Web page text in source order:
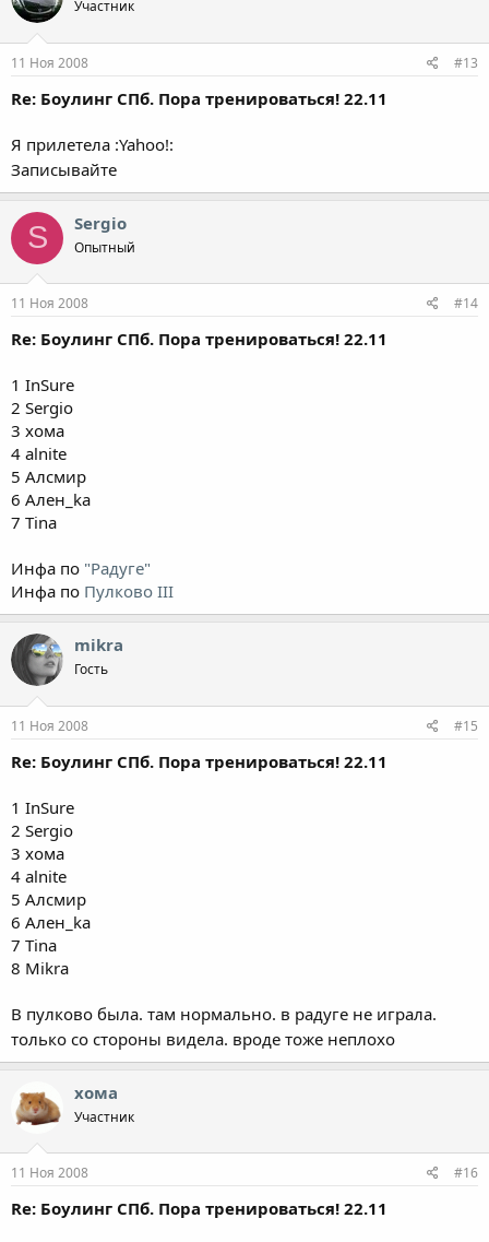
Участник
11 Ноя 2008 #13
Re: Боулинг СПб. Пора тренироваться! 22.11
Я прилетела :Yahoo!:
Записывайте
S Sergio
Опытный
11 Ноя 2008 #14
Re: Боулинг СПб. Пора тренироваться! 22.11
1 InSure
2 Sergio
3 хома
4 alnite
5 Алсмир
6 Ален_ka
7 Tina
Инфа по "Радуге"
Инфа по Пулково III
mikra
Гость
11 Ноя 2008 #15
Re: Боулинг СПб. Пора тренироваться! 22.11
1 InSure
2 Sergio
3 хома
4 alnite
5 Алсмир
6 Ален_ka
7 Tina
8 Mikra
В пулково была. там нормально. в радуге не играла.
только со стороны видела. вроде тоже неплохо
хома
Участник
11 Ноя 2008 #16
Re: Боулинг СПб. Пора тренироваться! 22.11